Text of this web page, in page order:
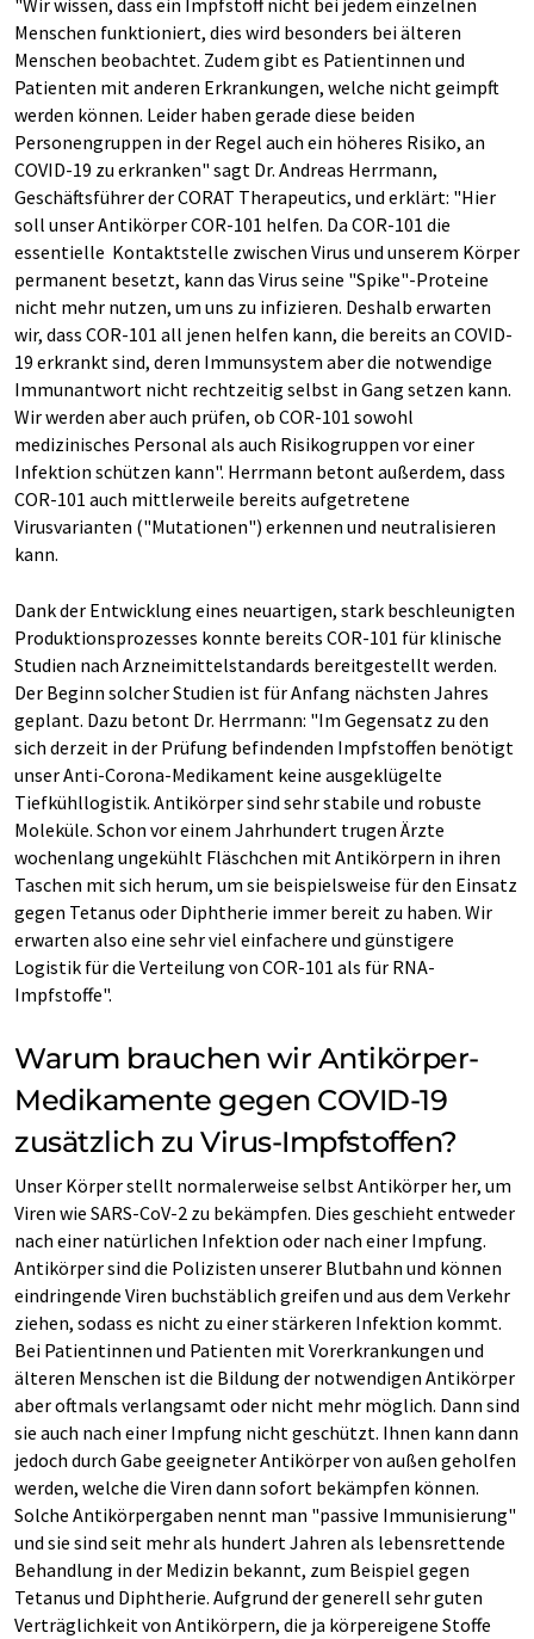
"Wir wissen, dass ein Impfstoff nicht bei jedem einzelnen
Menschen funktioniert, dies wird besonders bei älteren
Menschen beobachtet. Zudem gibt es Patientinnen und
Patienten mit anderen Erkrankungen, welche nicht geimpft
werden können. Leider haben gerade diese beiden
Personengruppen in der Regel auch ein höheres Risiko, an
COVID-19 zu erkranken" sagt Dr. Andreas Herrmann,
Geschäftsführer der CORAT Therapeutics, und erklärt: "Hier
soll unser Antikörper COR-101 helfen. Da COR-101 die
essentielle Kontaktstelle zwischen Virus und unserem Körper
permanent besetzt, kann das Virus seine "Spike"-Proteine
nicht mehr nutzen, um uns zu infizieren. Deshalb erwarten
wir, dass COR-101 all jenen helfen kann, die bereits an COVID-
19 erkrankt sind, deren Immunsystem aber die notwendige
Immunantwort nicht rechtzeitig selbst in Gang setzen kann.
Wir werden aber auch prüfen, ob COR-101 sowohl
medizinisches Personal als auch Risikogruppen vor einer
Infektion schützen kann". Herrmann betont außerdem, dass
COR-101 auch mittlerweile bereits aufgetretene
Virusvarianten ("Mutationen") erkennen und neutralisieren
kann.
Dank der Entwicklung eines neuartigen, stark beschleunigten
Produktionsprozesses konnte bereits COR-101 für klinische
Studien nach Arzneimittelstandards bereitgestellt werden.
Der Beginn solcher Studien ist für Anfang nächsten Jahres
geplant. Dazu betont Dr. Herrmann: "Im Gegensatz zu den
sich derzeit in der Prüfung befindenden Impfstoffen benötigt
unser Anti-Corona-Medikament keine ausgeklügelte
Tiefkühllogistik. Antikörper sind sehr stabile und robuste
Moleküle. Schon vor einem Jahrhundert trugen Ärzte
wochenlang ungekühlt Fläschchen mit Antikörpern in ihren
Taschen mit sich herum, um sie beispielsweise für den Einsatz
gegen Tetanus oder Diphtherie immer bereit zu haben. Wir
erwarten also eine sehr viel einfachere und günstigere
Logistik für die Verteilung von COR-101 als für RNA-
Impfstoffe".
Warum brauchen wir Antikörper-
Medikamente gegen COVID-19
zusätzlich zu Virus-Impfstoffen?
Unser Körper stellt normalerweise selbst Antikörper her, um
Viren wie SARS-CoV-2 zu bekämpfen. Dies geschieht entweder
nach einer natürlichen Infektion oder nach einer Impfung.
Antikörper sind die Polizisten unserer Blutbahn und können
eindringende Viren buchstäblich greifen und aus dem Verkehr
ziehen, sodass es nicht zu einer stärkeren Infektion kommt.
Bei Patientinnen und Patienten mit Vorerkrankungen und
älteren Menschen ist die Bildung der notwendigen Antikörper
aber oftmals verlangsamt oder nicht mehr möglich. Dann sind
sie auch nach einer Impfung nicht geschützt. Ihnen kann dann
jedoch durch Gabe geeigneter Antikörper von außen geholfen
werden, welche die Viren dann sofort bekämpfen können.
Solche Antikörpergaben nennt man "passive Immunisierung"
und sie sind seit mehr als hundert Jahren als lebensrettende
Behandlung in der Medizin bekannt, zum Beispiel gegen
Tetanus und Diphtherie. Aufgrund der generell sehr guten
Verträglichkeit von Antikörpern, die ja körpereigene Stoffe